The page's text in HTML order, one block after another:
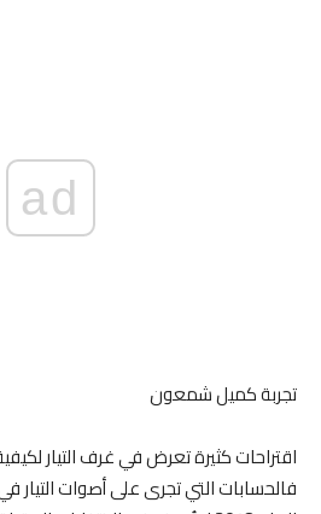
ad
تجربة كميل شمعون
اقتراحات كثيرة تعرض في غرف التيار
فالحسابات التي تجرى على أصوات التيار